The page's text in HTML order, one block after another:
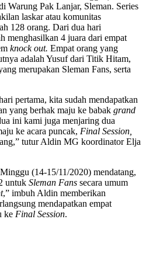
Warung Pak Lanjar, Sleman. Series
laskar atau komunitas
128 orang. Dari dua hari
menghasilkan 4 juara dari empat
knock out. Empat orang yang
adalah Yusuf dari Titik Hitam,
merupakan Sleman Fans, serta
pertama, kita sudah mendapatkan
yang berhak maju ke babak grand
ini kami juga menjaring dua
ke acara puncak, Final Session,
tutur Aldin MG koordinator Elja
(14-15/11/2020) mendatang,
untuk Sleman Fans secara umum
,” imbuh Aldin memberikan
mendapatkan empat
ke Final Session.